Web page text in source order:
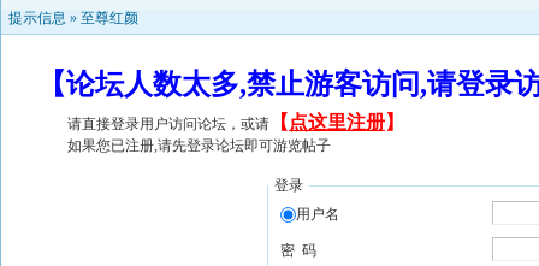
提示信息 » 至尊红颜
【论坛人数太多,禁止游客访问,请登
请直接登录用户访问论坛，或请 【 点这里注册】
如果您已注册,请先登录论坛即可游览帖子
登录
用户名
密 码